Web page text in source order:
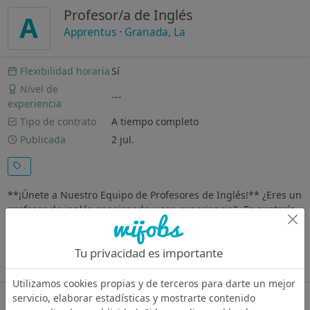
A Profesor/a de Inglés
Apprentus · Granada, La
Flexibilidad horaria Sí
Nivel de
experiencia
---
Tipo de contrato
A tiempo completo
Publicada
2 jul.
.
**¡Únete a Nuestro Equipo de Profesores de Inglés!** ¿Eres un
profesor de inglés apasionado y con experiencia? ¿Te gustaría
ser parte de una plataforma educativa líder en la enseñanza
de idiomas? ¡Estamos buscando profesionales como tú para
Ver más
Oferta desactivada
Tu privacidad es importante
Utilizamos cookies propias y de terceros para darte un mejor
servicio, elaborar estadísticas y mostrarte contenido